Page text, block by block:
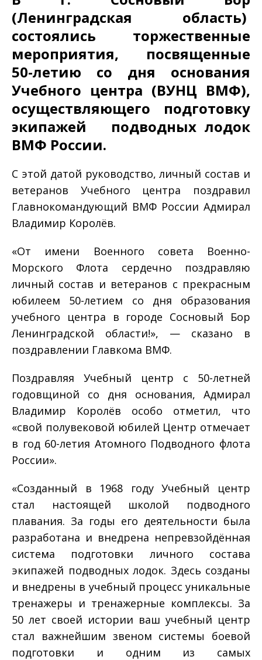
(Ленинградская область)
состоялись торжественные
мероприятия, посвященные
50-летию со дня основания
Учебного центра (ВУНЦ ВМФ),
осуществляющего подготовку
экипажей подводных лодок
ВМФ России.
С этой датой руководство, личный состав и
ветеранов Учебного центра поздравил
Главнокомандующий ВМФ России Адмирал
Владимир Королёв.
«От имени Военного совета Военно-
Морского Флота сердечно поздравляю
личный состав и ветеранов с прекрасным
юбилеем 50-летием со дня образования
учебного центра в городе Сосновый Бор
Ленинградской области!», — сказано в
поздравлении Главкома ВМФ.
Поздравляя Учебный центр с 50-летней
годовщиной со дня основания, Адмирал
Владимир Королёв особо отметил, что
«свой полувековой юбилей Центр отмечает
в год 60-летия Атомного Подводного флота
России».
«Созданный в 1968 году Учебный центр
стал настоящей школой подводного
плавания. За годы его деятельности была
разработана и внедрена непревзойдённая
система подготовки личного состава
экипажей подводных лодок. Здесь созданы
и внедрены в учебный процесс уникальные
тренажеры и тренажерные комплексы. За
50 лет своей истории ваш учебный центр
стал важнейшим звеном системы боевой
подготовки и одним из самых